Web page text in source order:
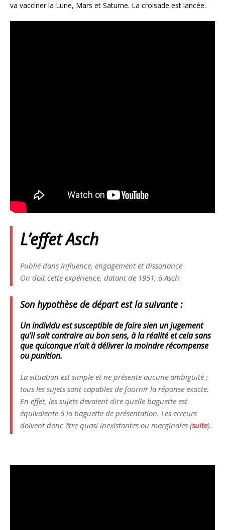
va vacciner la Lune, Mars et Saturne. La croisade est lancée.
L’effet Asch
Publié dans Influence, engagement et dissonance
On doit cette expérience, datant de 1951, à Asch.
Son hypothèse de départ est la suivante :
Un individu est susceptible de faire sien un jugement
qu’il sait contraire au bon sens, à la réalité et cela sans
que quiconque n’ait à délivrer la moindre récompense
ou punition.
La situation est simple et ne présente aucune ambiguïté ;
tous les sujets sont capables de fournir la réponse exacte.
En effet, les sujets devaient dire quelle baguette est
équivalente à la baguette de présentation. Les erreurs
doivent donc être quasi inexistantes ou marginales (suite).